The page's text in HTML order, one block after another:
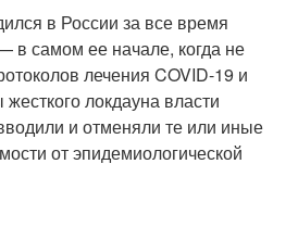
в России за все время
в самом ее начале, когда не
лечения COVID-19 и
локдауна власти
и отменяли те или иные
от эпидемиологической